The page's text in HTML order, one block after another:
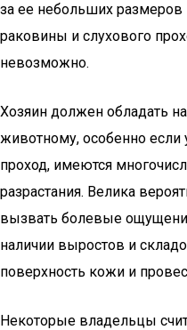
за ее небольших размеров
раковины и слухового
невозможно.
Хозяин должен обладать
животному, особенно
проход, имеются
разрастания. Велика
вызвать болевые
наличии выростов и
поверхность кожи и
Некоторые владельцы